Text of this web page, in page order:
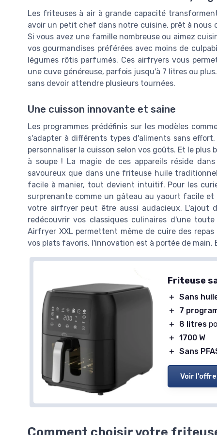
Les friteuses à air à grande capacité
avoir un petit chef dans notre cuisine, prêt à nous
Si vous avez une famille nombreuse ou aimez
vos gourmandises préférées avec moins de
légumes rôtis parfumés. Ces airfryers vous
une cuve généreuse, parfois jusqu'à 7 litres ou
sans devoir attendre plusieurs tournées.
Une cuisson innovante et saine
Les programmes prédéfinis sur les modèles
s'adapter à différents types d'aliments sans
personnaliser la cuisson selon vos goûts. Et le
à soupe ! La magie de ces appareils réside
savoureux que dans une friteuse huile
facile à manier, tout devient intuitif. Pour les
surprenante comme un gâteau au yaourt facile et
votre airfryer peut être aussi audacieux. L'ajout
redécouvrir vos classiques culinaires d'une
Airfryer XXL permettent même de cuire des
vos plats favoris, l'innovation est à portée de main.
Friteuse
＋ Sans
＋
7
＋
8 litres
＋ 1700 W
＋ Sans
Voir l'offre
Voir l'offre
Voir l'offre